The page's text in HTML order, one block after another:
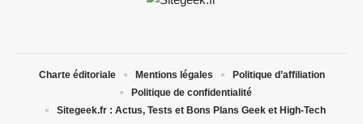
Charte éditoriale Mentions légales
Politique d’affiliation
Politique de confidentialité
Sitegeek.fr : Actus, Tests et Bons Plans Geek et High-Tech